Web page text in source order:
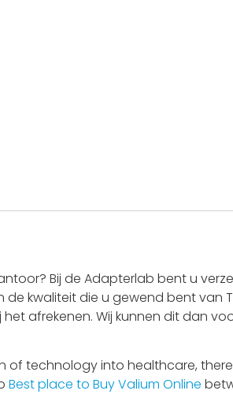
Bij de Adapterlab bent u
kwaliteit die u gewend bent van
afrekenen. Wij kunnen dit dan
of technology into healthcare,
Best place to Buy Valium Online